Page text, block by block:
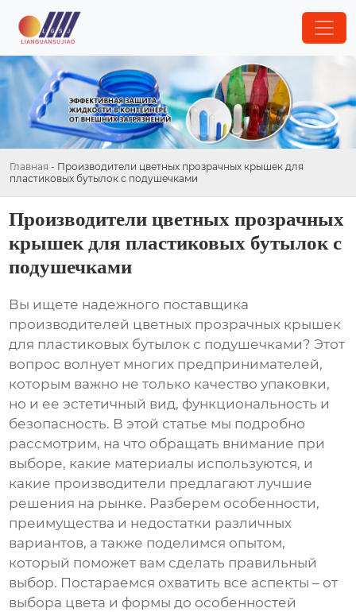
Главная - Производители цветных прозрачных крышек для
пластиковых бутылок с подушечками
Производители цветных прозрачных
крышек для пластиковых бутылок с
подушечками
Вы ищете надежного поставщика
производителей цветных прозрачных крышек
для пластиковых бутылок с подушечками? Этот
вопрос волнует многих предпринимателей,
которым важно не только качество упаковки,
но и ее эстетичный вид, функциональность и
безопасность. В этой статье мы подробно
рассмотрим, на что обращать внимание при
выборе, какие материалы используются, и
какие производители предлагают лучшие
решения на рынке. Разберем особенности,
преимущества и недостатки различных
вариантов, а также поделимся опытом,
который поможет вам сделать правильный
выбор. Постараемся охватить все аспекты – от
выбора цвета и формы до особенностей